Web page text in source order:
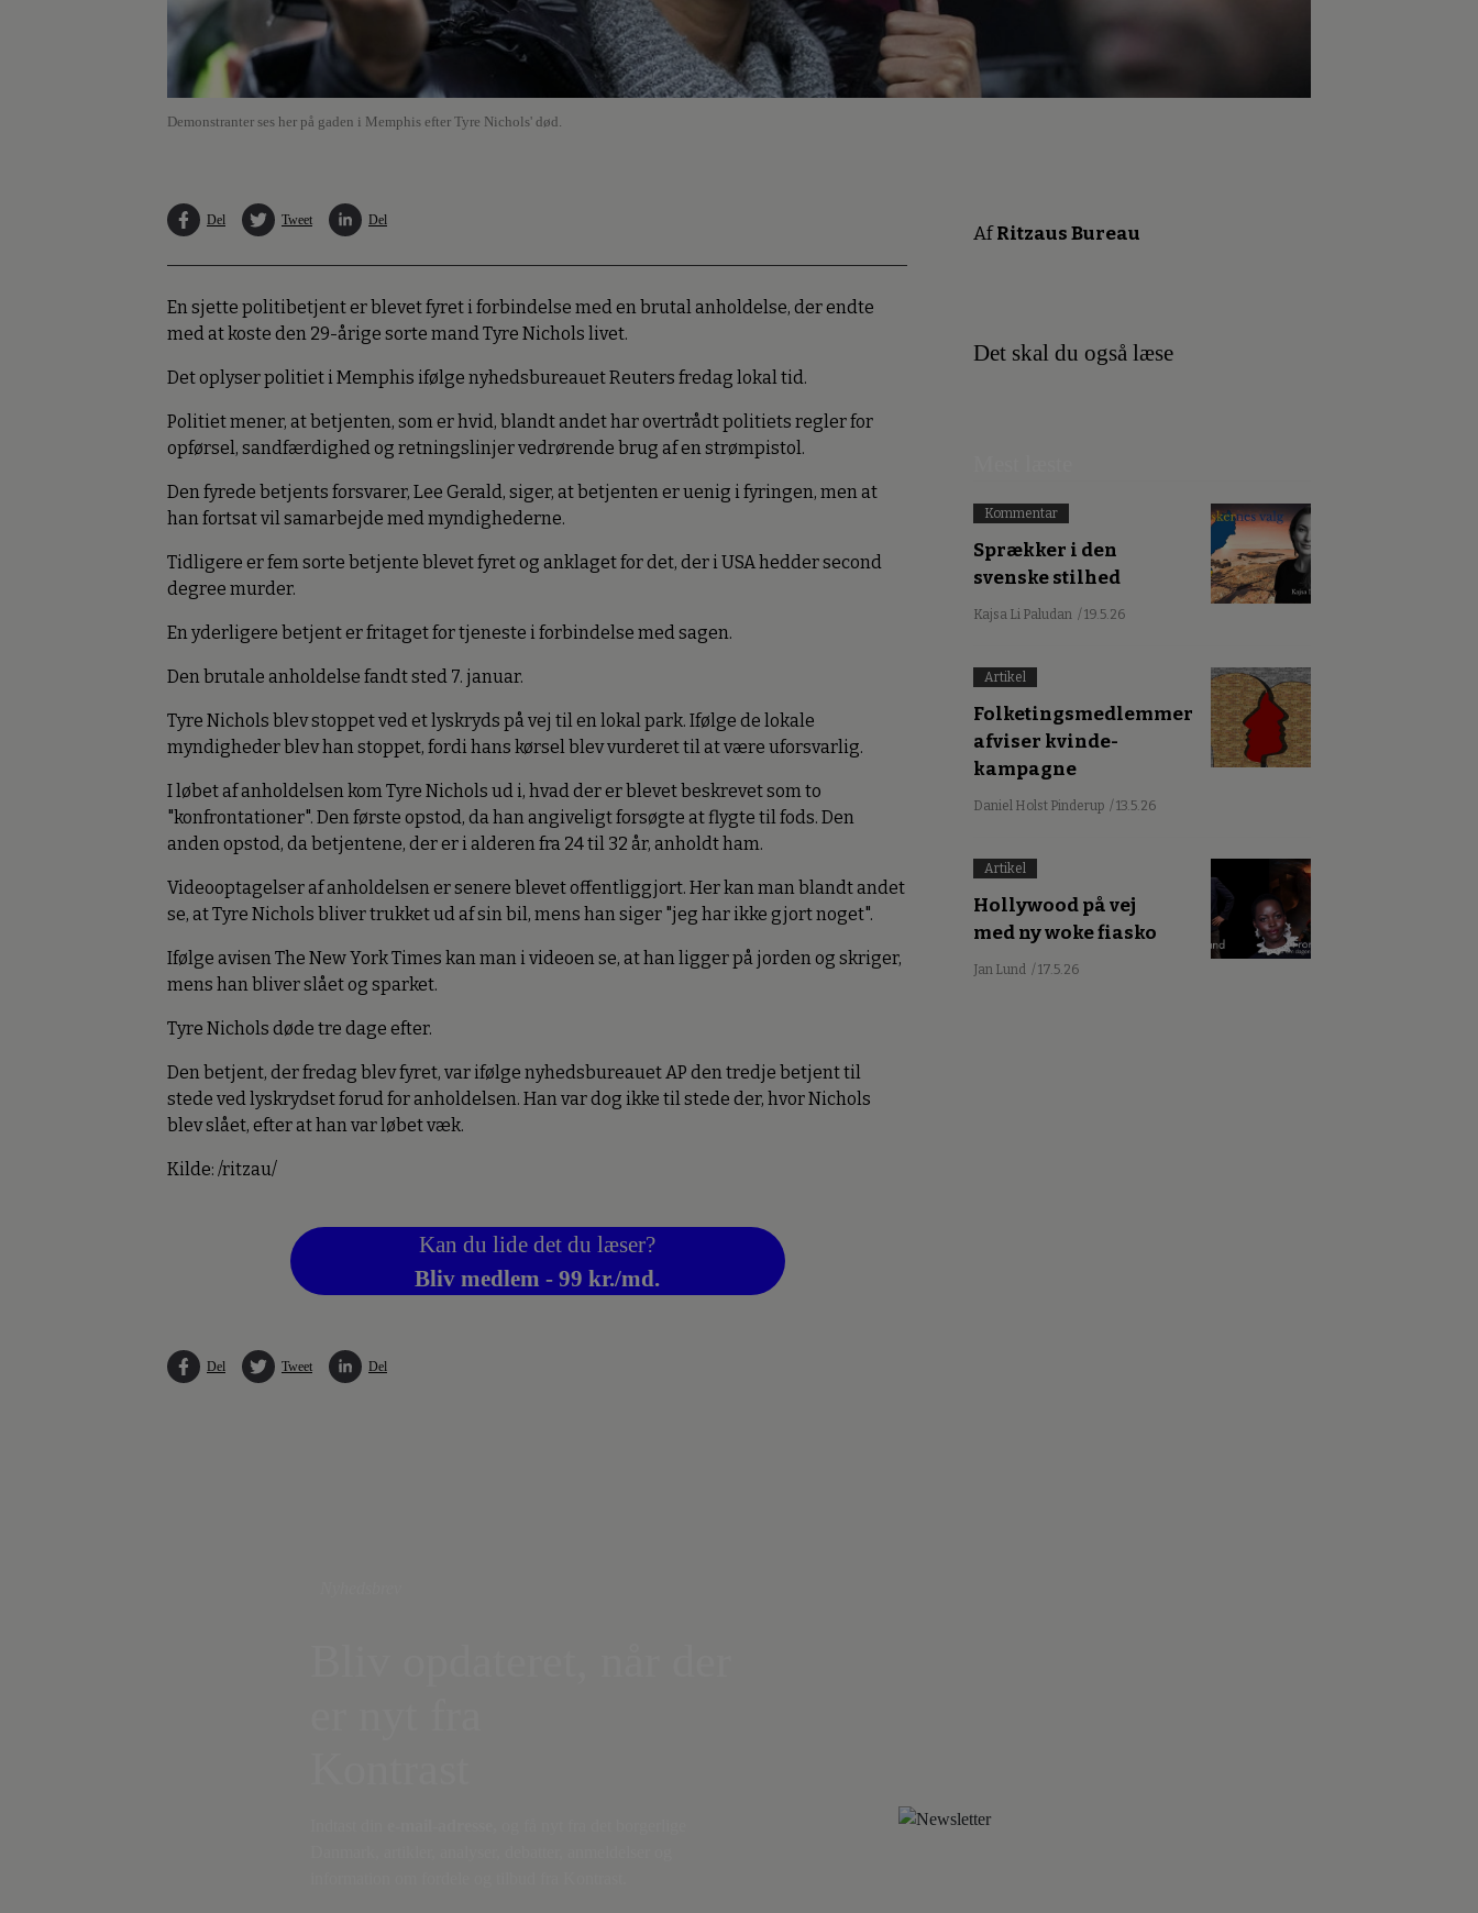
Demonstranter ses her på gaden i Memphis efter Tyre Nichols' død.
Del Tweet Del
En sjette politibetjent er blevet fyret i forbindelse med en brutal anholdelse, der endte
med at koste den 29-årige sorte mand Tyre Nichols livet.
Det oplyser politiet i Memphis ifølge nyhedsbureauet Reuters fredag lokal tid.
Politiet mener, at betjenten, som er hvid, blandt andet har overtrådt politiets regler for
opførsel, sandfærdighed og retningslinjer vedrørende brug af en strømpistol.
Den fyrede betjents forsvarer, Lee Gerald, siger, at betjenten er uenig i fyringen, men at
han fortsat vil samarbejde med myndighederne.
Tidligere er fem sorte betjente blevet fyret og anklaget for det, der i USA hedder second
degree murder.
En yderligere betjent er fritaget for tjeneste i forbindelse med sagen.
Den brutale anholdelse fandt sted 7. januar.
Tyre Nichols blev stoppet ved et lyskryds på vej til en lokal park. Ifølge de lokale
myndigheder blev han stoppet, fordi hans kørsel blev vurderet til at være uforsvarlig.
I løbet af anholdelsen kom Tyre Nichols ud i, hvad der er blevet beskrevet som to
"konfrontationer". Den første opstod, da han angiveligt forsøgte at flygte til fods. Den
anden opstod, da betjentene, der er i alderen fra 24 til 32 år, anholdt ham.
Videooptagelser af anholdelsen er senere blevet offentliggjort. Her kan man blandt andet
se, at Tyre Nichols bliver trukket ud af sin bil, mens han siger "jeg har ikke gjort noget".
Ifølge avisen The New York Times kan man i videoen se, at han ligger på jorden og skriger,
mens han bliver slået og sparket.
Tyre Nichols døde tre dage efter.
Den betjent, der fredag blev fyret, var ifølge nyhedsbureauet AP den tredje betjent til
stede ved lyskrydset forud for anholdelsen. Han var dog ikke til stede der, hvor Nichols
blev slået, efter at han var løbet væk.
Kilde: /ritzau/
Kan du lide det du læser?
Bliv medlem - 99 kr./md.
Del Tweet Del
AfRitzaus Bureau
Det skal du også læse
Kommentar
Sprækker i den
svenske stilhed
Kajsa Li Paludan / 19.5.26
Artikel
Folketingsmedlemmer
afviser kvinde-
kampagne
Daniel Holst Pinderup / 13.5.26
Artikel
Hollywood på vej
med ny woke fiasko
Jan Lund / 17.5.26